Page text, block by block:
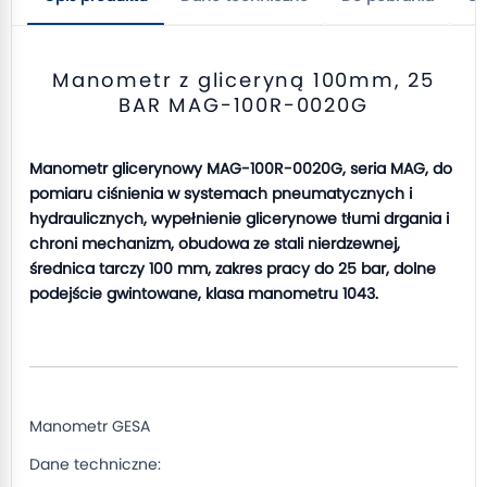
Manometr z gliceryną 100mm, 25
BAR MAG-100R-0020G
Manometr glicerynowy MAG-100R-0020G, seria MAG, do
pomiaru ciśnienia w systemach pneumatycznych i
hydraulicznych, wypełnienie glicerynowe tłumi drgania i
chroni mechanizm, obudowa ze stali nierdzewnej,
średnica tarczy 100 mm, zakres pracy do 25 bar, dolne
podejście gwintowane, klasa manometru 1043.
Manometr GESA
Dane techniczne: